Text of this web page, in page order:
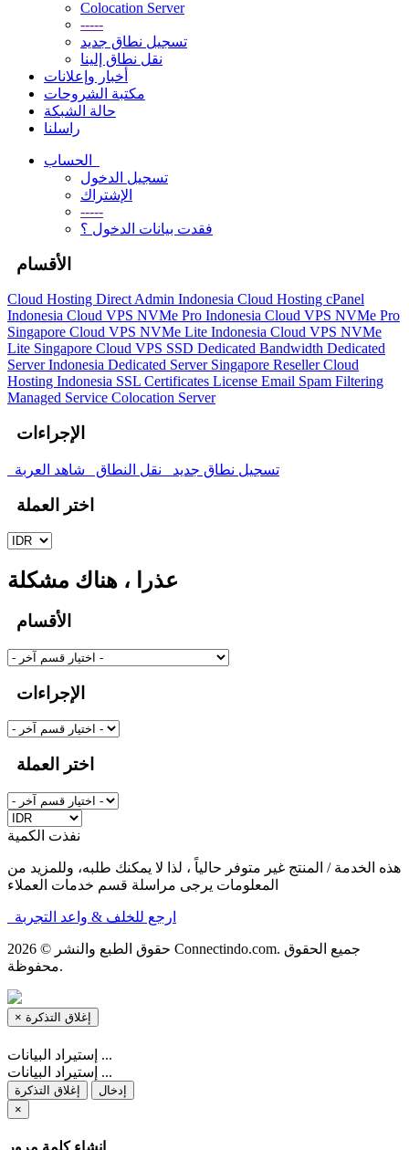
Colocation Server
-----
تسجيل نطاق جديد
نقل نطاق إلينا
أخبار وإعلانات
مكتبة الشروحات
حالة الشبكة
راسلنا
تسجيل الدخول
الإشتراك
-----
فقدت بيانات الدخول ؟
الأقسام
Cloud Hosting Direct Admin Indonesia Cloud Hosting cPanel
Indonesia Cloud VPS NVMe Pro Indonesia Cloud VPS NVMe Pro
Singapore Cloud VPS NVMe Lite Indonesia Cloud VPS NVMe
Lite Singapore Cloud VPS SSD Dedicated Bandwidth Dedicated
Server Indonesia Dedicated Server Singapore Reseller Cloud
Hosting Indonesia SSL Certificates License Email Spam Filtering
Managed Service Colocation Server
الإجراءات
تسجيل نطاق جديد نقل النطاق شاهد العربة
اختر العملة
عذرا ، هناك مشكلة
الأقسام
الإجراءات
اختر العملة
نفذت الكمية
هذه الخدمة / المنتج غير متوفر حالياً ، لذا لا يمكنك طلبه، وللمزيد من
المعلومات يرجى مراسلة قسم خدمات العملاء
ارجع للخلف & واعد التجربة
حقوق الطبع والنشر © 2026 Connectindo.com. جميع الحقوق
محفوظة.
× إغلاق التذكرة
إستيراد البيانات ...
إستيراد البيانات ...
إغلاق التذكرة
إدخال
×